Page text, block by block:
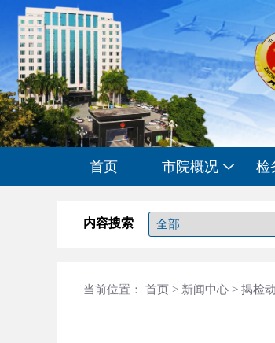
首页 市院概况 检
内容搜索
当前位置： 首页 > 新闻中心 > 揭检